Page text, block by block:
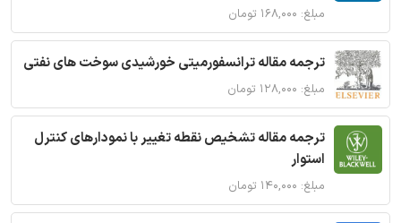
مبلغ: ۱۶۸,۰۰۰ تومان
ترجمه مقاله ترانسفورمیتی خورشیدی سوخت های نفتی
مبلغ: ۱۲۸,۰۰۰ تومان
ترجمه مقاله تشخیص نقطه تغییر با نمودارهای کنترل
استوار
مبلغ: ۱۴۰,۰۰۰ تومان